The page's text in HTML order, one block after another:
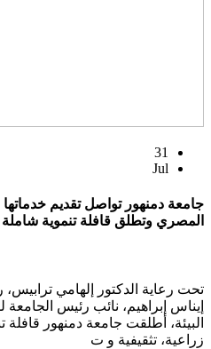
31
Jul
جامعة دمنهور تواصل تقديم
المصري وتطلق قافلة تنموية
تحت رعاية الدكتور إلهامي
إيناس إبراهيم، نائب رئيس
البيئة، أطلقت جامعة دمنهور
زراعية، تثقيفية و ت